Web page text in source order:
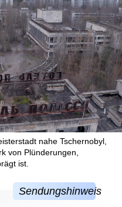
nahe Tschernobyl,
von Plünderungen,
ist.